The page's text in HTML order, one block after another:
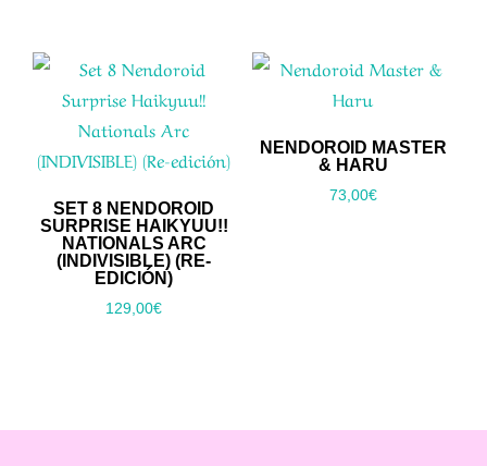
SET 8 NENDOROID
SURPRISE HAIKYUU!!
NATIONALS ARC
(INDIVISIBLE) (RE-
EDICIÓN)
129,00€
NENDOROID MASTER
& HARU
73,00€